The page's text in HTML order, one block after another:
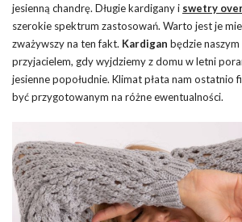
jesienną chandrę. Długie kardigany i swetry
szerokie spektrum zastosowań. Warto jest je
zważywszy na ten fakt. Kardigan będzie
przyjacielem, gdy wyjdziemy z domu w letni
jesienne popołudnie. Klimat płata nam ostatnio
być przygotowanym na różne ewentualności.